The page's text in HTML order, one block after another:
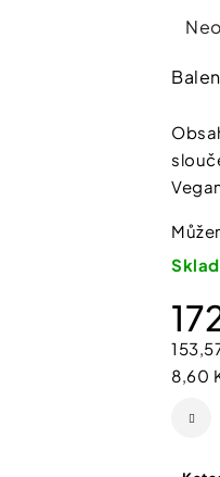
0,0
z
5
8,60
1 PÁR
188 Kč